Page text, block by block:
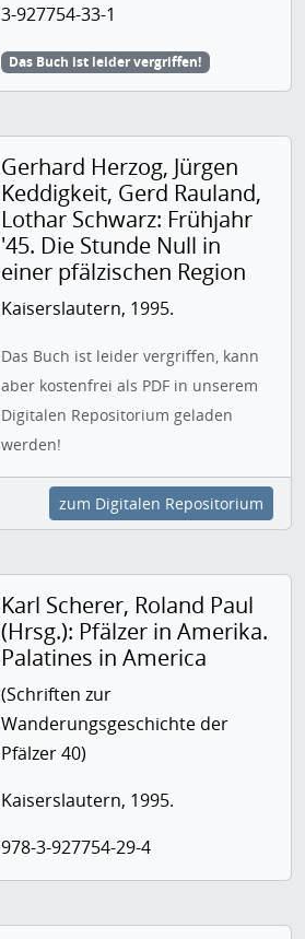
3-927754-33-1
Das Buch ist leider vergriffen!
Gerhard Herzog, Jürgen
Keddigkeit, Gerd Rauland,
Lothar Schwarz: Frühjahr
'45. Die Stunde Null in
einer pfälzischen Region
Kaiserslautern, 1995.
Das Buch ist leider vergriffen, kann
aber kostenfrei als PDF in unserem
Digitalen Repositorium geladen
werden!
zum Digitalen Repositorium
Karl Scherer, Roland Paul
(Hrsg.): Pfälzer in Amerika.
Palatines in America
(Schriften zur
Wanderungsgeschichte der
Pfälzer 40)
Kaiserslautern, 1995.
978-3-927754-29-4